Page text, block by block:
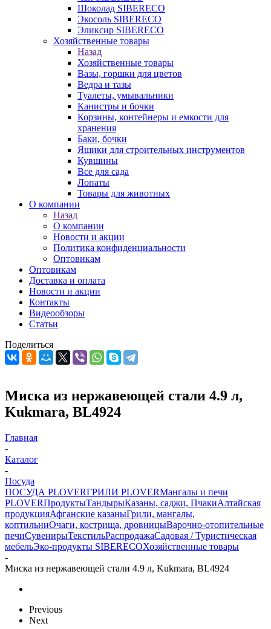
Шоколад SIBERECO
Экосоль SIBERECO
Эликсир SIBERECO
Хозяйственные товары
Назад
Хозяйственные товары
Вазы, горшки для цветов
Ведра и тазы
Туалеты, умывальники
Канистры и бочки
Корзины, контейнеры и емкости для
хранения
Баки, бочки
Ящики для строительных инструментов
Кувшины
Все для сада
Лопаты
Товары для животных
О компании
Назад
О компании
Новости и акции
Политика конфиденциальности
Оптовикам
Оптовикам
Доставка и оплата
Новости и акции
Контакты
Видеообзоры
Статьи
Поделиться
Миска из нержавеющей стали 4.9 л,
Kukmara, BL4924
Главная
-
Каталог
-
Посуда
ПОСУДА PLOVERГРИЛИ PLOVERМангалы и печи
PLOVERПродуктыТандырыКазаны, саджи, ПчакиАлтайская
продукцияАфганские казаныГрили, мангалы,
коптильниОчаги, кострища, дровницыВарочно-отопительные
печиСувенирыТекстильРаспродажаСадовая / Туристическая
мебельЭко-продукты SIBERECOХозяйственные товары
-
Миска из нержавеющей стали 4.9 л, Kukmara, BL4924
Previous
Next